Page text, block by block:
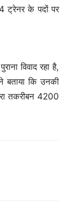
ट्रेनर के पदों पर
विवाद रहा है,
बताया कि उनकी
तकरीबन 4200